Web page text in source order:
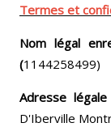
Termes et
Nom légal
(1144258499)
Adresse
D'Iberville